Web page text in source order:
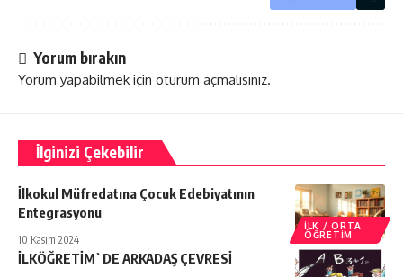
Yorum bırakın
Yorum yapabilmek için oturum açmalısınız.
İlginizi Çekebilir
İLK / ORTA
ÖĞRETIM
İlkokul Müfredatına Çocuk Edebiyatının
Entegrasyonu
10 Kasım 2024
İLKÖĞRETİM`DE ARKADAŞ ÇEVRESİ